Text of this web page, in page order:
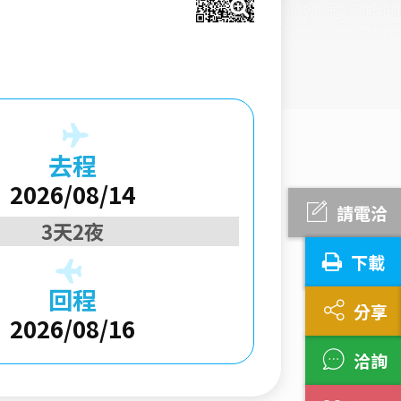
請電洽
下載
分享
洽詢
去程
2026/08/14
3天2夜
回程
2026/08/16